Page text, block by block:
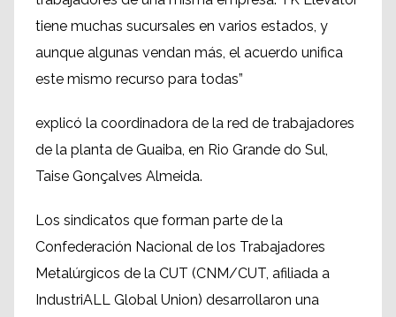
tiene muchas sucursales en varios estados, y
aunque algunas vendan más, el acuerdo unifica
este mismo recurso para todas”
explicó la coordinadora de la red de trabajadores
de la planta de Guaiba, en Rio Grande do Sul,
Taise Gonçalves Almeida.
Los sindicatos que forman parte de la
Confederación Nacional de los Trabajadores
Metalúrgicos de la CUT (CNM/CUT, afiliada a
IndustriALL Global Union) desarrollaron una